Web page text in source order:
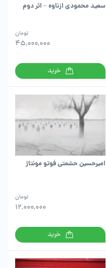
سعید محمودی ازناوه – اثر دوم
45,000,000
تومان
خرید
امیرحسین حشمتی فوتو مونتاژ
12,000,000
تومان
خرید